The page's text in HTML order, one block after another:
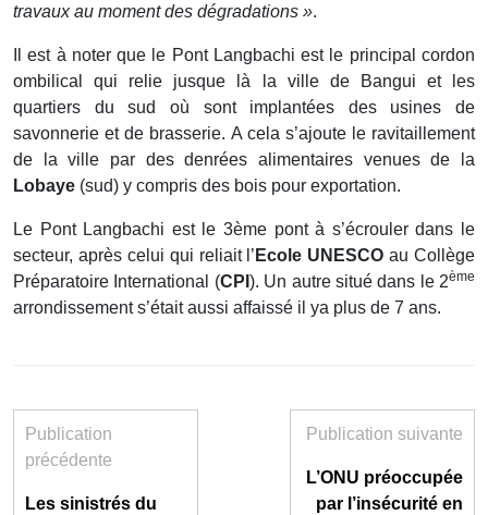
travaux au moment des dégradations ».
Il est à noter que le Pont Langbachi est le principal cordon
ombilical qui relie jusque là la ville de Bangui et les
quartiers du sud où sont implantées des usines de
savonnerie et de brasserie. A cela s’ajoute le ravitaillement
de la ville par des denrées alimentaires venues de la
Lobaye (sud) y compris des bois pour exportation.
Le Pont Langbachi est le 3ème pont à s’écrouler dans le
secteur, après celui qui reliait l’ Ecole UNESCOau Collège
Préparatoire International (CPI ). Un autre situé dans le 2ème
arrondissement s’était aussi affaissé il ya plus de 7 ans.
Publication
précédente
Les sinistrés du
Publication suivante
L’ONU préoccupée
par l’insécurité en